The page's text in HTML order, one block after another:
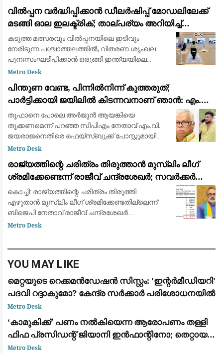
കിഴക
വിൽപ്പന വർദ്ധിപ്പിക്കാൻ ഡീലർഷിപ്പ് മോഡലിലേക്ക്
മടങ്ങി ഓല ഇലക്ട്രിക്; താല്പര്യം അറിയിച്ച്
ആയിരത്തോളം പേർ
കടുത്ത മത്സരവും വിൽപ്പനയിലെ ഇടിവും
നേരിടുന്ന പശ്ചാത്തലത്തിൽ, വിതരണ ശൃംഖല
പുനഃസംഘടിപ്പിക്കാൻ ഒരുങ്ങി ഇന്ത്യയിലെ
മുൻനിര ഇലക്ട്രിക് ഇരുചക്ര വാഹന
ഇതുവരെ കമ്പ
Metro Desk
പിന്തുണ വേണ്ട, പിന്നിൽനിന്ന് കുത്തരുത്;
പാർട്ടിക്കായി ജയിലിൽ കിടന്നവനാണ് ഞാൻ: എം.വി.
ജയരാജന് മറുപടിയുമായി അർജുൻ ആയങ്കി
തൂഫാനെ പോലെ അര്‍ജുന്‍ ആയങ്കിയെ
തൂക്കണമെന്ന് പറഞ്ഞ സിപിഎം നേതാവ് എം.വി.
ജയരാജനെതിരെ ഫെയ്സ്ബുക്ക് പോസ്റ്റുമായി
അര്‍ജുന്‍ ആയങ്കി. തനിക്ക് അയിത്തം
താനീ പ്രസ്
Metro Desk
രാജ്യത്തിന്റെ ചരിത്രം തിരുത്താൻ മുസ്ലിം ലീഗ്
ശ്രമിക്കേണ്ടെന്ന് രാജീവ് ചന്ദ്രശേഖർ; സവർക്കർ
ചോദ്യ വിവാദത്തിൽ ശക്തമായ പ്രതികരണം
കൊച്ചി: രാജ്യത്തിന്റെ ചരിത്രം തിരുത്തി
എഴുതാൻ മുസ്ലിം ലീഗ് ശ്രമിക്കേണ്ടതില്ലെന്ന്
ബിജെപി നേതാവ് രാജീവ് ചന്ദ്രശേഖർ.
സ്വാതന്ത്ര്യസമര ക്വിസ് മത്സരത്തിൽ വി.ഡി.
Metro Desk
YOU MAY LIKE
മെറ്റയുടെ റെക്കമൻഡേഷൻ സിസ്റ്റം: 'ഇന്റർമീഡിയറി'
പദവി റദ്ദാകുമോ? കേന്ദ്ര സർക്കാർ പരിശോധനയിൽ
Metro Desk
​‘കാമുകിക്ക്’ പണം നൽകിയെന്ന ആരോപണം തള്ളി
ഫിഫ പ്രസിഡന്റ് ജിയാനി ഇൻഫാന്റിനോ; തെറ്റായ
പ്രചാരണമെന്ന് പ്രതികരണം
Metro Desk